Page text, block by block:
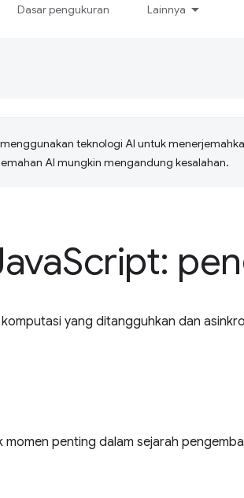
Dasar pengukuran Lainnya
teknologi AI untuk
AI mungkin mengandung kesalahan.
Script:
yang ditangguhkan dan
momen penting dalam sejarah